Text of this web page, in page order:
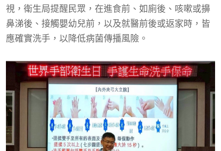
視，衛生局提醒民眾，在進食前、如廁後、咳嗽或擤
鼻涕後、接觸嬰幼兒前，以及就醫前後或返家時，皆
應確實洗手，以降低病菌傳播風險。